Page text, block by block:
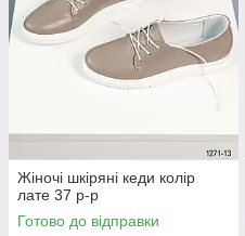
Жіночі шкіряні кеди колір
лате 37 р-р
Готово до відправки